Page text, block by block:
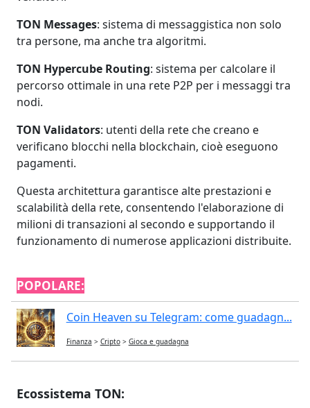
TON Messages: sistema di messaggistica non solo
tra persone, ma anche tra algoritmi.​
TON Hypercube Routing: sistema per calcolare il
percorso ottimale in una rete P2P per i messaggi tra
nodi.​
TON Validators: utenti della rete che creano e
verificano blocchi nella blockchain, cioè eseguono
pagamenti.
Questa architettura garantisce alte prestazioni e
scalabilità della rete, consentendo l'elaborazione di
milioni di transazioni al secondo e supportando il
funzionamento di numerose applicazioni distribuite.
POPOLARE:
Coin Heaven su Telegram: come guadagn...
Finanza > Cripto > Gioca e guadagna
Ecossistema TON: